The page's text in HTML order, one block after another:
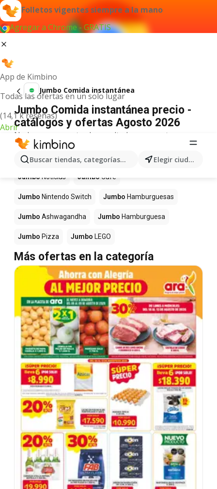
Folletos vigentes siempre a la mano
Agregar a Chrome - GRATIS
App de Kimbino
Todas las ofertas en un solo lugar
(14,1 k reseñas)
Abrir
Buscar tiendas, categorías, productos... Elegir ciudad
Jumbo Comida instantánea
Jumbo Comida instantánea precio -
catálogos y ofertas Agosto 2026
No hemos encontrado resultados para este
término.
Más productos en tiendas Jumbo
Jumbo Noticias Jumbo Café
Jumbo Nintendo Switch Jumbo Hamburguesas
Jumbo Ashwagandha Jumbo Hamburguesa
Jumbo Pizza Jumbo LEGO
Más ofertas en la categoría